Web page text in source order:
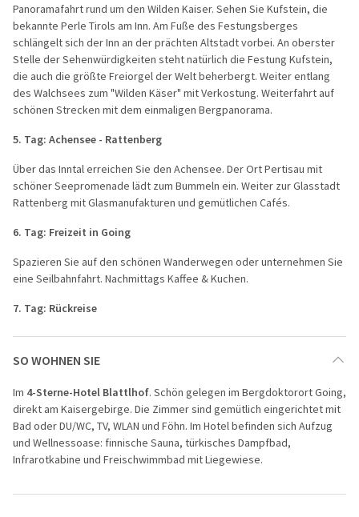
Panoramafahrt rund um den Wilden Kaiser. Sehen Sie Kufstein, die
bekannte Perle Tirols am Inn. Am Fuße des Festungsberges
schlängelt sich der Inn an der prächten Altstadt vorbei. An oberster
Stelle der Sehenwürdigkeiten steht natürlich die Festung Kufstein,
die auch die größte Freiorgel der Welt beherbergt. Weiter entlang
des Walchsees zum "Wilden Käser" mit Verkostung. Weiterfahrt auf
schönen Strecken mit dem einmaligen Bergpanorama.
5. Tag: Achensee - Rattenberg
Über das Inntal erreichen Sie den Achensee. Der Ort Pertisau mit
schöner Seepromenade lädt zum Bummeln ein. Weiter zur Glasstadt
Rattenberg mit Glasmanufakturen und gemütlichen Cafés.
6. Tag: Freizeit in Going
Spazieren Sie auf den schönen Wanderwegen oder unternehmen Sie
eine Seilbahnfahrt. Nachmittags Kaffee & Kuchen.
7. Tag: Rückreise
SO WOHNEN SIE
Im 4-Sterne-Hotel Blattlhof. Schön gelegen im Bergdoktorort Going,
direkt am Kaisergebirge. Die Zimmer sind gemütlich eingerichtet mit
Bad oder DU/WC, TV, WLAN und Föhn. Im Hotel befinden sich Aufzug
und Wellnessoase: finnische Sauna, türkisches Dampfbad,
Infrarotkabine und Freischwimmbad mit Liegewiese.